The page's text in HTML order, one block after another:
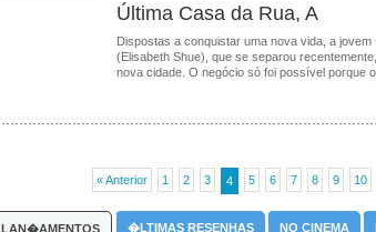
Última Casa da Rua, A
Dispostas a conquistar uma nova vida, a
(Elisabeth Shue), que se separou
nova cidade. O negócio só foi possível porque
« Anterior 1 2 3 4 5 6 7 8 9 10
LAN�AMENTOS �LTIMAS RESENHAS NO CINEMA